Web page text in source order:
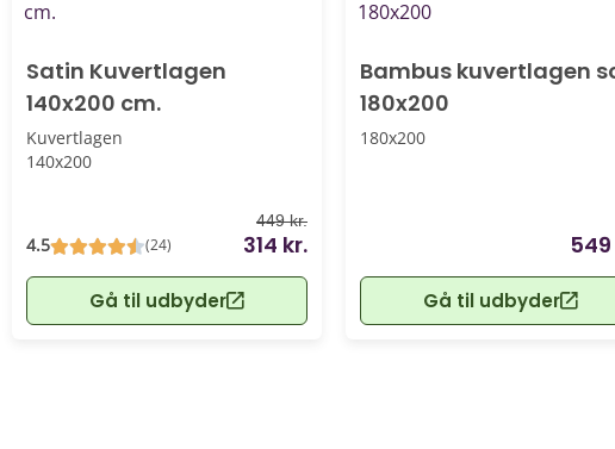
Satin Kuvertlagen
140x200 cm.
Kuvertlagen
140x200
4.5 (24)
449 kr.
314 kr.
Gå til udbyder
Bambus kuvertlagen
180x200
180x200
549
Gå til udbyder